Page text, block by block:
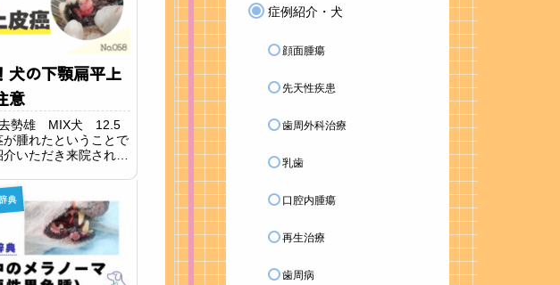
犬の下顎扁平上
意
勢雄 MIX犬 12.5
腫れたということで
いただき来院されま
唇まで広がるように腫
ました。触診すると
骨が腫れていまし
典
症例紹介・犬
顔面腫瘍
先天性疾患
歯周外科治療
乳歯
口腔内腫瘍
再生治療
歯周病